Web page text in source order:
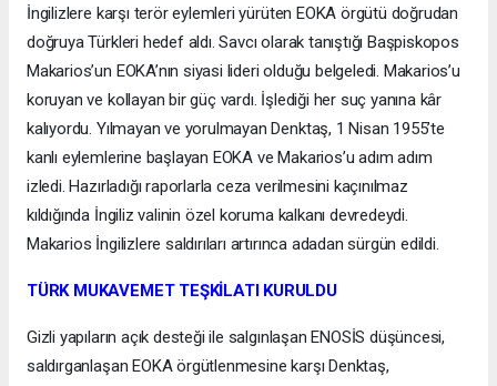
İngilizlere karşı terör eylemleri yürüten EOKA örgütü doğrudan
doğruya Türkleri hedef aldı. Savcı olarak tanıştığı Başpiskopos
Makarios’un EOKA’nın siyasi lideri olduğu belgeledi. Makarios’u
koruyan ve kollayan bir güç vardı. İşlediği her suç yanına kâr
kalıyordu. Yılmayan ve yorulmayan Denktaş, 1 Nisan 1955’te
kanlı eylemlerine başlayan EOKA ve Makarios’u adım adım
izledi. Hazırladığı raporlarla ceza verilmesini kaçınılmaz
kıldığında İngiliz valinin özel koruma kalkanı devredeydi.
Makarios İngilizlere saldırıları artırınca adadan sürgün edildi.
TÜRK MUKAVEMET TEŞKİLATI KURULDU
Gizli yapıların açık desteği ile salgınlaşan ENOSİS düşüncesi,
saldırganlaşan EOKA örgütlenmesine karşı Denktaş,